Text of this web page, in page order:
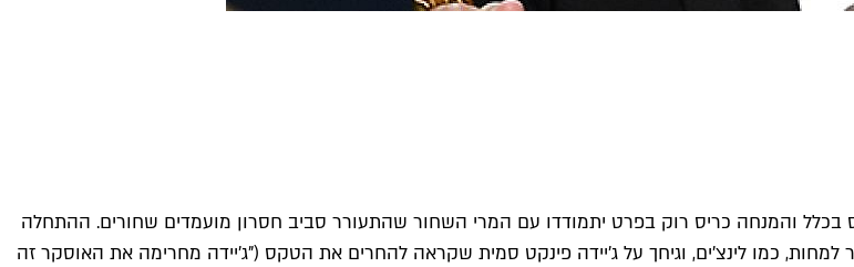
בכלל והמנחה כריס רוק בפרט יתמודדו עם המרי השחור שהתעורר סביב חסרון מועמדים שחורים. ההתחלה
למחות, כמו לינצ'ים, וגיחך על ג'יידה פינקט סמית שקראה להחרים את הטקס ("ג'יידה מחרימה את האוסקר זה